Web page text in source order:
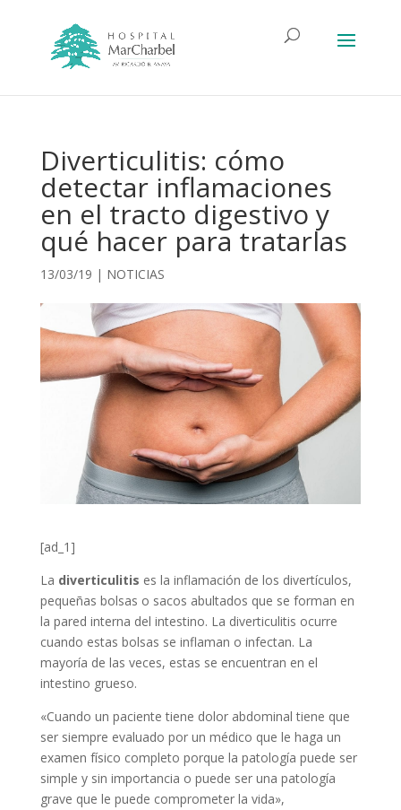
Diverticulitis: cómo
detectar inflamaciones
en el tracto digestivo y
qué hacer para tratarlas
13/03/19 | NOTICIAS
[ad_1]
La diverticulitis es la inflamación de los divertículos,
pequeñas bolsas o sacos abultados que se forman en
la pared interna del intestino. La diverticulitis ocurre
cuando estas bolsas se inflaman o infectan. La
mayoría de las veces, estas se encuentran en el
intestino grueso.
«Cuando un paciente tiene dolor abdominal tiene que
ser siempre evaluado por un médico que le haga un
examen físico completo porque la patología puede ser
simple y sin importancia o puede ser una patología
grave que le puede comprometer la vida»,